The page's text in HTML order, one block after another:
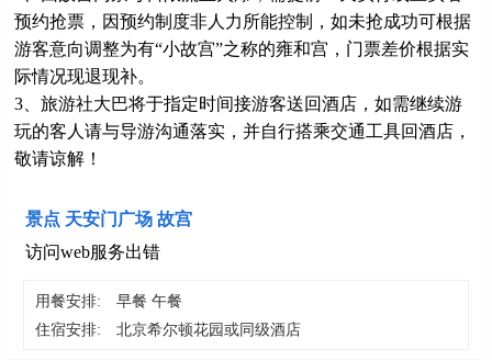
预约抢票，因预约制度非人力所能控制，如未抢成功可根据
游客意向调整为有“小故宫”之称的雍和宫，门票差价根据实
际情况现退现补。
3、旅游社大巴将于指定时间接游客送回酒店，如需继续游
玩的客人请与导游沟通落实，并自行搭乘交通工具回酒店，
敬请谅解！
景点 天安门广场 故宫
访问web服务出错
用餐安排:
早餐 午餐
住宿安排:
北京希尔顿花园或同级酒店